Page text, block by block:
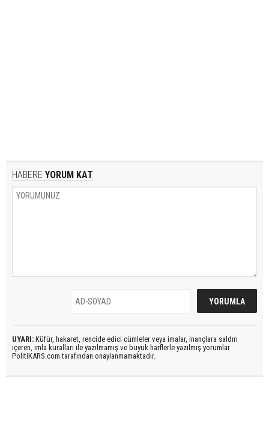
HABERE YORUM KAT
UYARI: Küfür, hakaret, rencide edici cümleler veya imalar, inançlara saldırı
içeren, imla kuralları ile yazılmamış ve büyük harflerle yazılmış yorumlar
PolitiKARS.com tarafından onaylanmamaktadır.